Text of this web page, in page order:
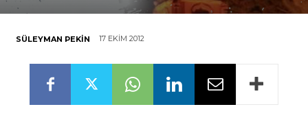
SÜLEYMAN PEKIN 17 EKIM 2012